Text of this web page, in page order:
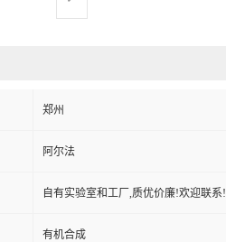
郑州
阿尔法
自有实验室和工厂,质优价廉!欢迎联系!
有机合成